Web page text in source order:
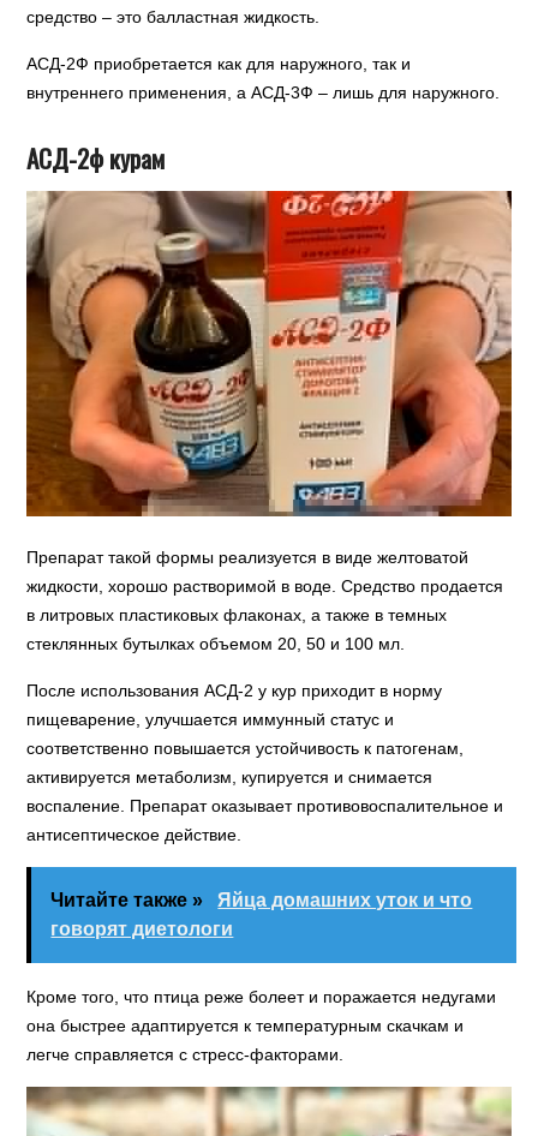
средство – это балластная жидкость.
АСД-2Ф приобретается как для наружного, так и
внутреннего применения, а АСД-3Ф – лишь для наружного.
АСД-2ф курам
Препарат такой формы реализуется в виде желтоватой
жидкости, хорошо растворимой в воде. Средство продается
в литровых пластиковых флаконах, а также в темных
стеклянных бутылках объемом 20, 50 и 100 мл.
После использования АСД-2 у кур приходит в норму
пищеварение, улучшается иммунный статус и
соответственно повышается устойчивость к патогенам,
активируется метаболизм, купируется и снимается
воспаление. Препарат оказывает противовоспалительное и
антисептическое действие.
Читайте также »
Яйца домашних уток и что
говорят диетологи
Кроме того, что птица реже болеет и поражается недугами
она быстрее адаптируется к температурным скачкам и
легче справляется с стресс-факторами.